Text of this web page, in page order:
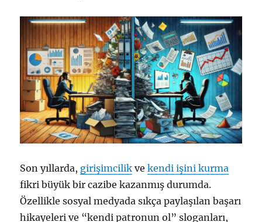
Son yıllarda, girişimcilik vekendi işini kurma
fikri büyük bir cazibe kazanmış durumda.
Özellikle sosyal medyada sıkça paylaşılan başarı
hikayeleri ve “kendi patronun ol” sloganları,